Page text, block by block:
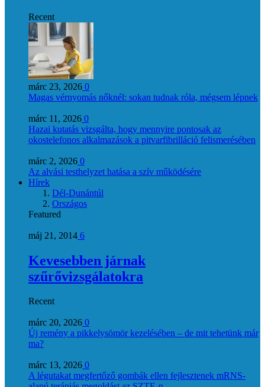
Recent
márc 23, 2026 0
Magas vérnyomás nőknél: sokan tudnak róla, mégsem lépnek
márc 11, 2026 0
Hazai kutatás vizsgálta, hogy mennyire pontosak az
okostelefonos alkalmazások a pitvarfibrilláció felismerésében
márc 2, 2026 0
Az alvási testhelyzet hatása a szív működésére
Hírek
Dél-Dunántúl
Országos
Featured
máj 21, 2014 6
Kevesebben járnak
szűrővizsgálatokra
Recent
márc 20, 2026 0
Új remény a pikkelysömör kezelésében – de mit tehetünk már
ma?
márc 13, 2026 0
A légutakat megfertőző gombák ellen fejlesztenek mRNS-